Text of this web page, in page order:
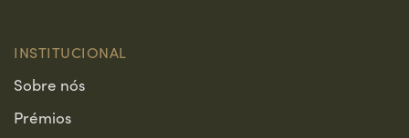
INSTITUCIONAL
Sobre nós
Prémios